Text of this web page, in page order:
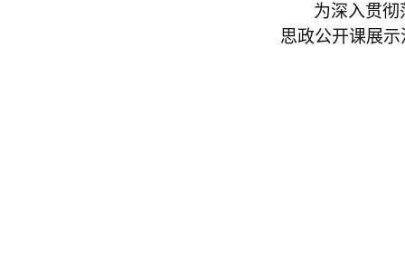
为深入贯
思政公开课展